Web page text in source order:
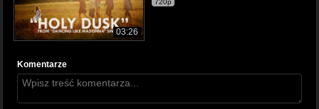
03:26
720p
Komentarze